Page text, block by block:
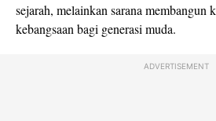
sejarah, melainkan sarana membangun
kebangsaan bagi generasi muda.
ADVERTISEMENT